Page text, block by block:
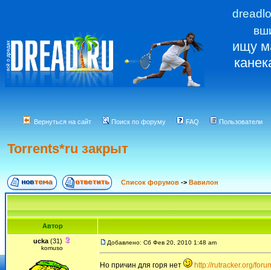
ищу
Вернуться на сайт Поиск по форуму FAQ Пользователи
Torrents*ru закрыт
Список форумов -> Вавилон
Автор
ucka (31)
komuso
Добавлено: Сб Фев 20, 2010 1:48 am
Но причин для горя нет
http://rutracker.org/